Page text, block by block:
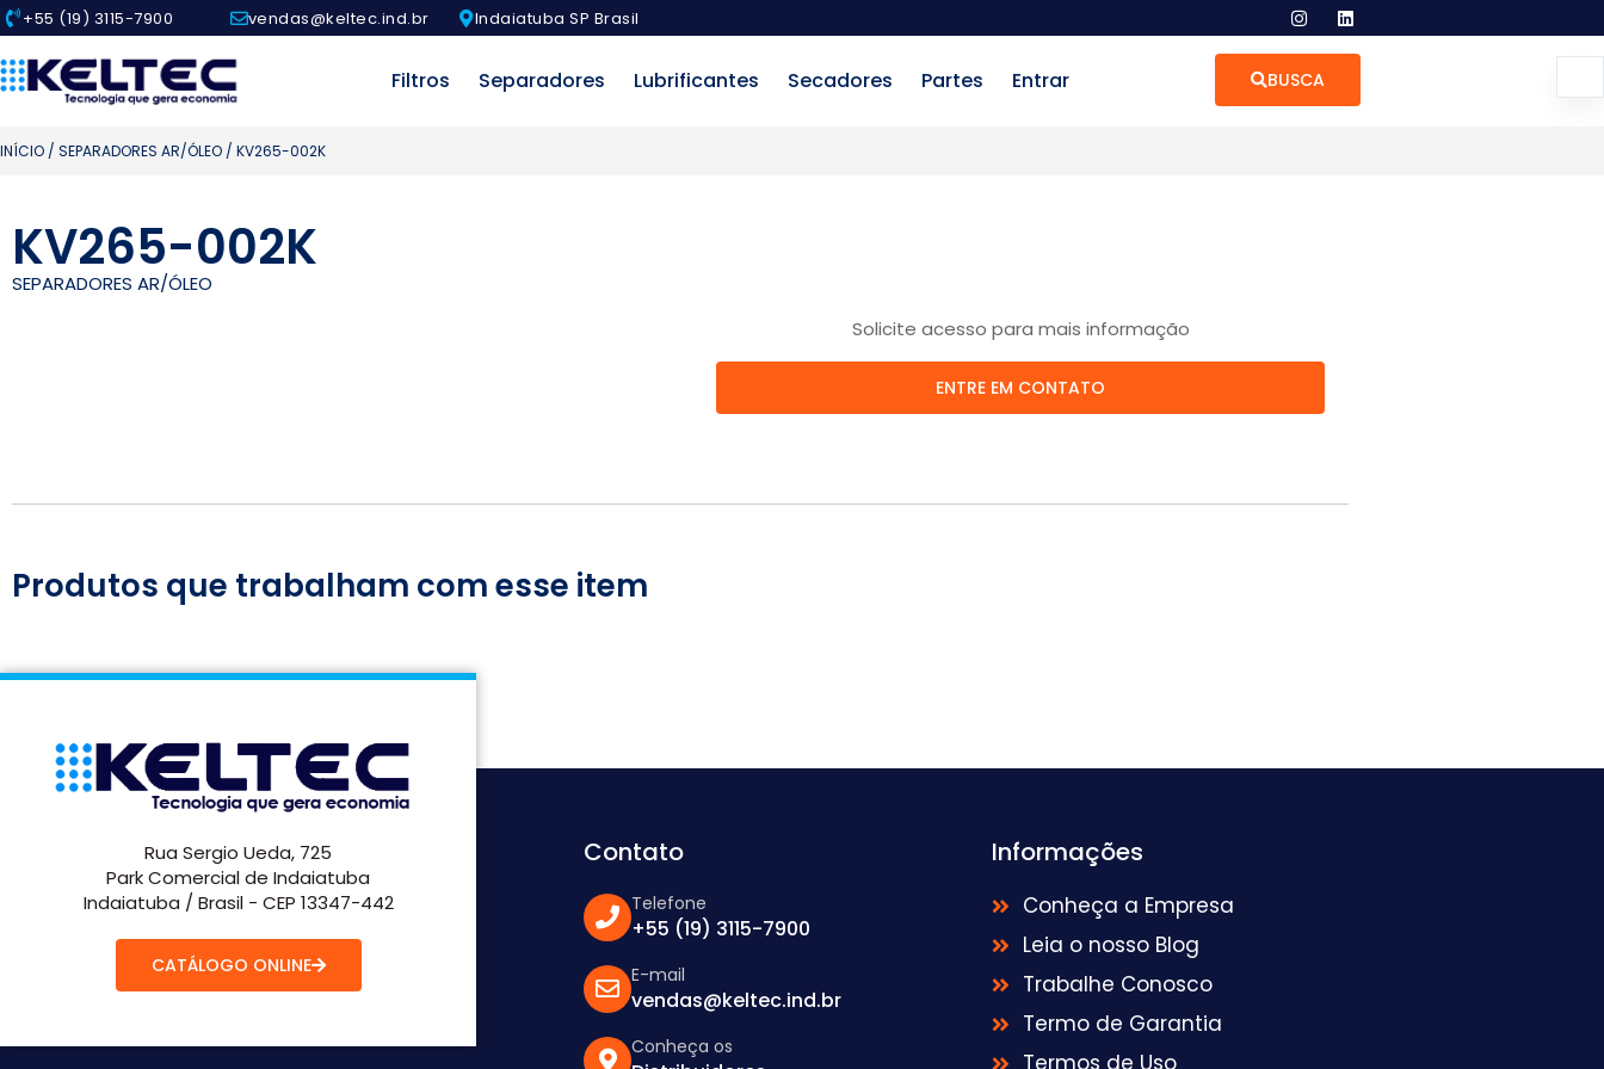
+55 (19) 3115-7900 vendas@keltec.ind.br Indaiatuba SP Brasil
Filtros Separadores Lubrificantes Secadores Partes Entrar BUSCA
INÍCIO / SEPARADORES AR/ÓLEO / KV265-002K
KV265-002K
SEPARADORES AR/ÓLEO
Solicite acesso para mais informação
ENTRE EM CONTATO
Produtos que trabalham com esse item
Rua Sergio Ueda, 725
Park Comercial de Indaiatuba
Indaiatuba / Brasil - CEP 13347-442
CATÁLOGO ONLINE
Contato
Telefone
+55 (19) 3115-7900
E-mail
vendas@keltec.ind.br
Conheça os
Informações
Conheça a Empresa
Leia o nosso Blog
Trabalhe Conosco
Termo de Garantia
Termos de Uso